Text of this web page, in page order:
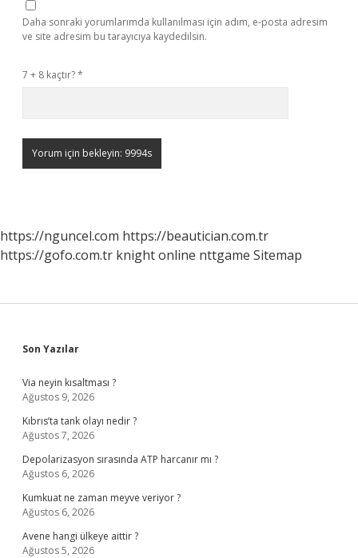
Daha sonraki yorumlarımda kullanılması için adım, e-posta adresim
ve site adresim bu tarayıcıya kaydedilsin.
7 + 8 kaçtır?*
https://nguncel.com https://beautician.com.tr
https://gofo.com.tr knight online nttgame Sitemap
Sidebar
Son Yazılar
Via neyin kısaltması ?
Ağustos 9, 2026
Kıbrıs’ta tank olayı nedir ?
Ağustos 7, 2026
Depolarizasyon sırasında ATP harcanır mı ?
Ağustos 6, 2026
Kumkuat ne zaman meyve veriyor ?
Ağustos 6, 2026
Avene hangi ülkeye aittir ?
Ağustos 5, 2026